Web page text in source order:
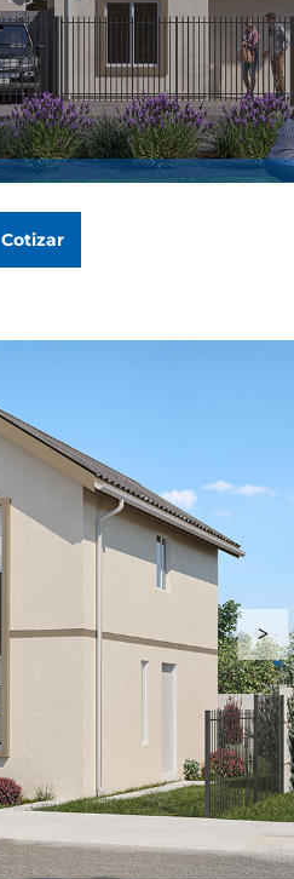
Cotizar